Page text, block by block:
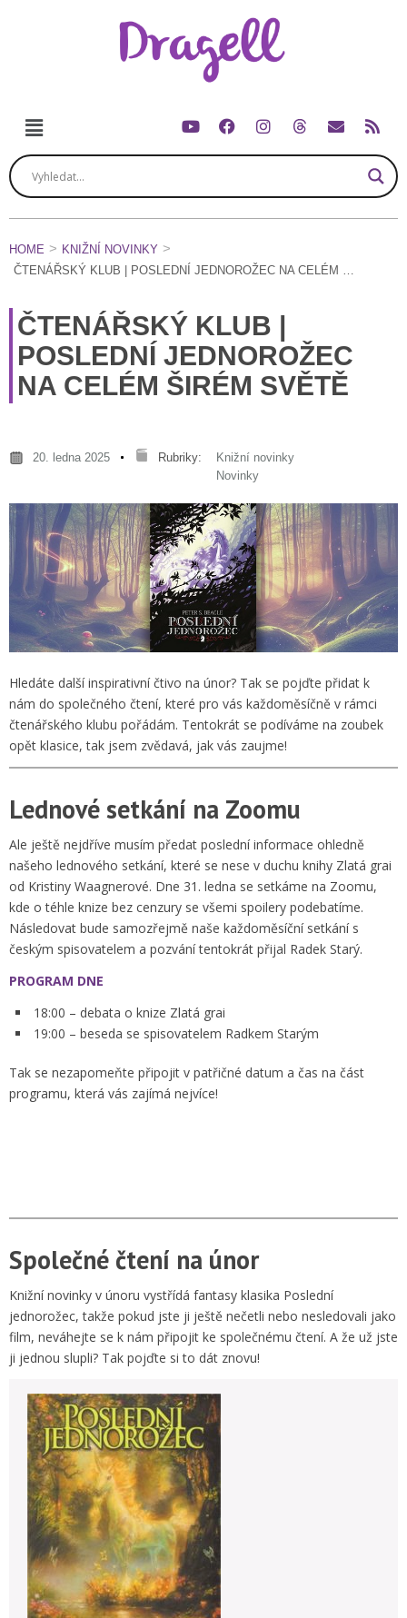
HOME
KNIŽNÍ NOVINKY
ČTENÁŘSKÝ KLUB |
POSLEDNÍ JEDNOROŽEC
NA CELÉM ŠIRÉM SVĚTĚ
20. ledna 2025 Rubriky:
Knižní novinky
Novinky
Hledáte další inspirativní čtivo na únor? Tak se pojďte přidat k
nám do společného čtení, které pro vás každoměsíčně v rámci
čtenářského klubu pořádám. Tentokrát se podíváme na zoubek
opět klasice, tak jsem zvědavá, jak vás zaujme!
Lednové setkání na Zoomu
Ale ještě nejdříve musím předat poslední informace ohledně
našeho lednového setkání, které se nese v duchu knihy Zlatá grai
od Kristiny Waagnerové. Dne 31. ledna se setkáme na Zoomu,
kde o téhle knize bez cenzury se všemi spoilery podebatíme.
Následovat bude samozřejmě naše každoměsíční setkání s
českým spisovatelem a pozvání tentokrát přijal Radek Starý.
PROGRAM DNE
18:00 – debata o knize Zlatá grai
19:00 – beseda se spisovatelem Radkem Starým
Tak se nezapomeňte připojit v patřičné datum a čas na část
programu, která vás zajímá nejvíce!
Společné čtení na únor
Knižní novinky v únoru vystřídá fantasy klasika Poslední
jednorožec, takže pokud jste ji ještě nečetli nebo nesledovali jako
film, neváhejte se k nám připojit ke společnému čtení. A že už jste
ji jednou slupli? Tak pojďte si to dát znovu!